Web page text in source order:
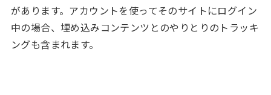
があります。アカウントを使ってそのサイトにログイン
中の場合、埋め込みコンテンツとのやりとりのトラッキ
ングも含まれます。